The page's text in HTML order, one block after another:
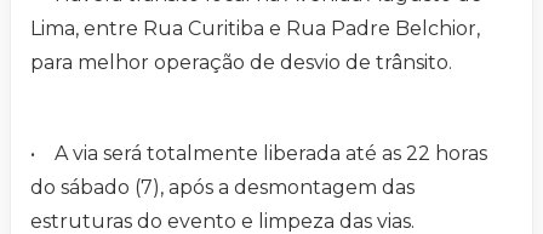
Lima, entre Rua Curitiba e Rua Padre Belchior,
para melhor operação de desvio de trânsito.
• A via será totalmente liberada até as 22 horas
do sábado (7), após a desmontagem das
estruturas do evento e limpeza das vias.